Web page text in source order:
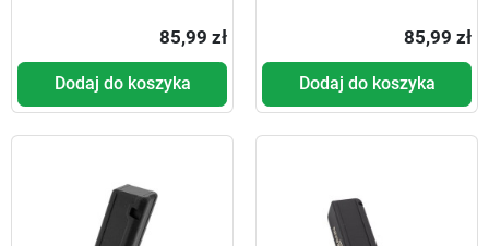
85,99 zł
Dodaj do koszyka
85,99 zł
Dodaj do koszyka